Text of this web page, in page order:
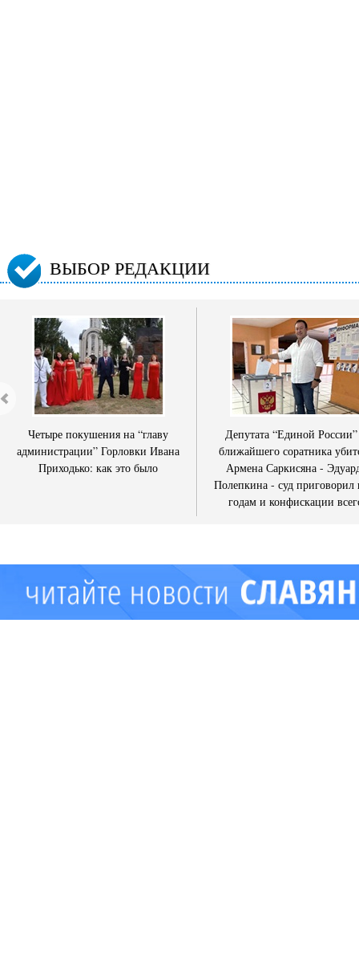
ВЫБОР РЕДАКЦИИ
Четыре покушения на “главу
администрации” Горловки Ивана
Приходько: как это было
Депутата “Единой
ближайшего соратника
Армена Саркисяна -
Полепкина - суд приговорил
годам и конфискации